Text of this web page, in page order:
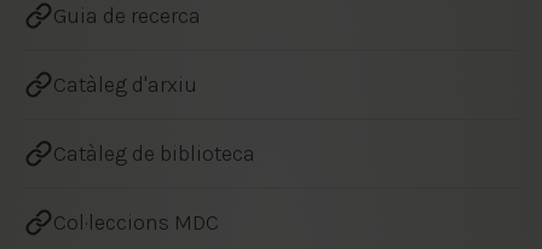
Guia de recerca
Catàleg d'arxiu
Catàleg de biblioteca
Col·leccions MDC